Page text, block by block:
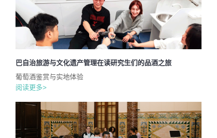
巴自治旅游与文化遗产管理在读研究生们的品酒之旅
葡萄酒鉴赏与实地体验
阅读更多>